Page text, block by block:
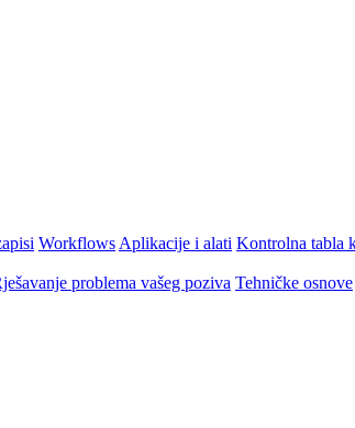
Workflows Aplikacije i alati Kontrolna tabla
problema vašeg poziva Tehničke osnove